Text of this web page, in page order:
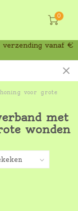
0
vanaf €
voor grote
met
wonden